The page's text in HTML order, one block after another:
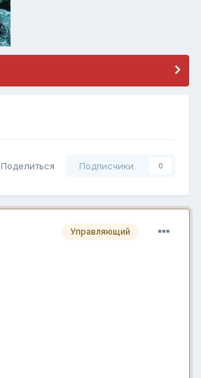
Поделиться Подписчики 0
Управляющий